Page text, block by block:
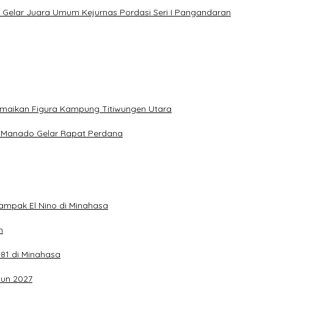
Juara Umum Kejurnas Pordasi Seri I Pangandaran
Figura Kampung Titiwungen Utara
Gelar Rapat Perdana
El Nino di Minahasa
di Minahasa
2027